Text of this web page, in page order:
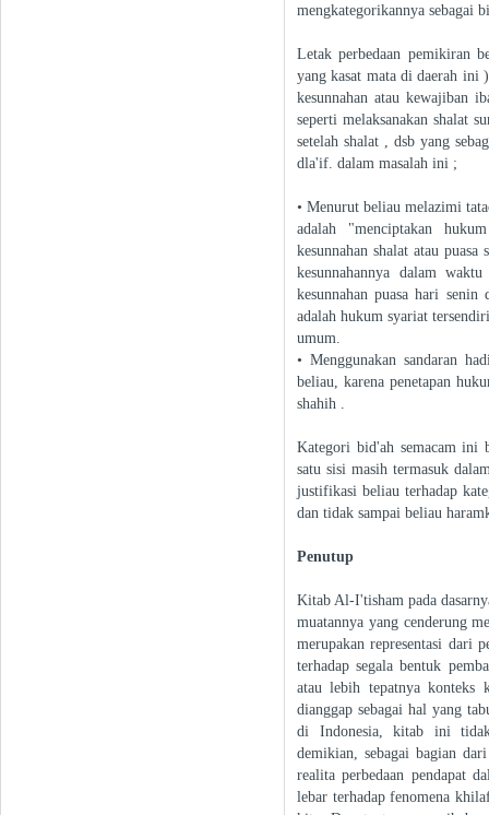
mengkategorikannya sebagai
Letak perbedaan pemikiran
yang kasat mata di daerah ini
kesunnahan atau kewajiban
seperti melaksanakan shalat
setelah shalat , dsb yang
dla'if. dalam masalah ini ;
• Menurut beliau melazimi
adalah "menciptakan
kesunnahan shalat atau
kesunnahannya dalam
kesunnahan puasa hari
adalah hukum syariat
umum.
• Menggunakan sandaran
beliau, karena penetapan
shahih .
Kategori bid'ah semacam ini
satu sisi masih termasuk
justifikasi beliau terhadap
dan tidak sampai beliau
Penutup
Kitab Al-I'tisham pada
muatannya yang cenderung
merupakan representasi dari
terhadap segala bentuk
atau lebih tepatnya konteks
dianggap sebagai hal yang
di Indonesia, kitab ini tidak
demikian, sebagai bagian
realita perbedaan pendapat
lebar terhadap fenomena